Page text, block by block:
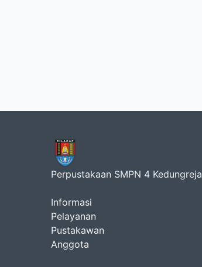
Perpustakaan SMPN 4 Kedungreja
Informasi
Pelayanan
Pustakawan
Anggota